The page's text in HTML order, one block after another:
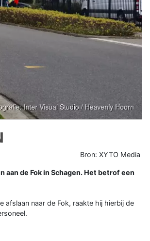
Bron: XYTO Media
aan de Fok in Schagen. Het betrof een
afslaan naar de Fok, raakte hij hierbij de